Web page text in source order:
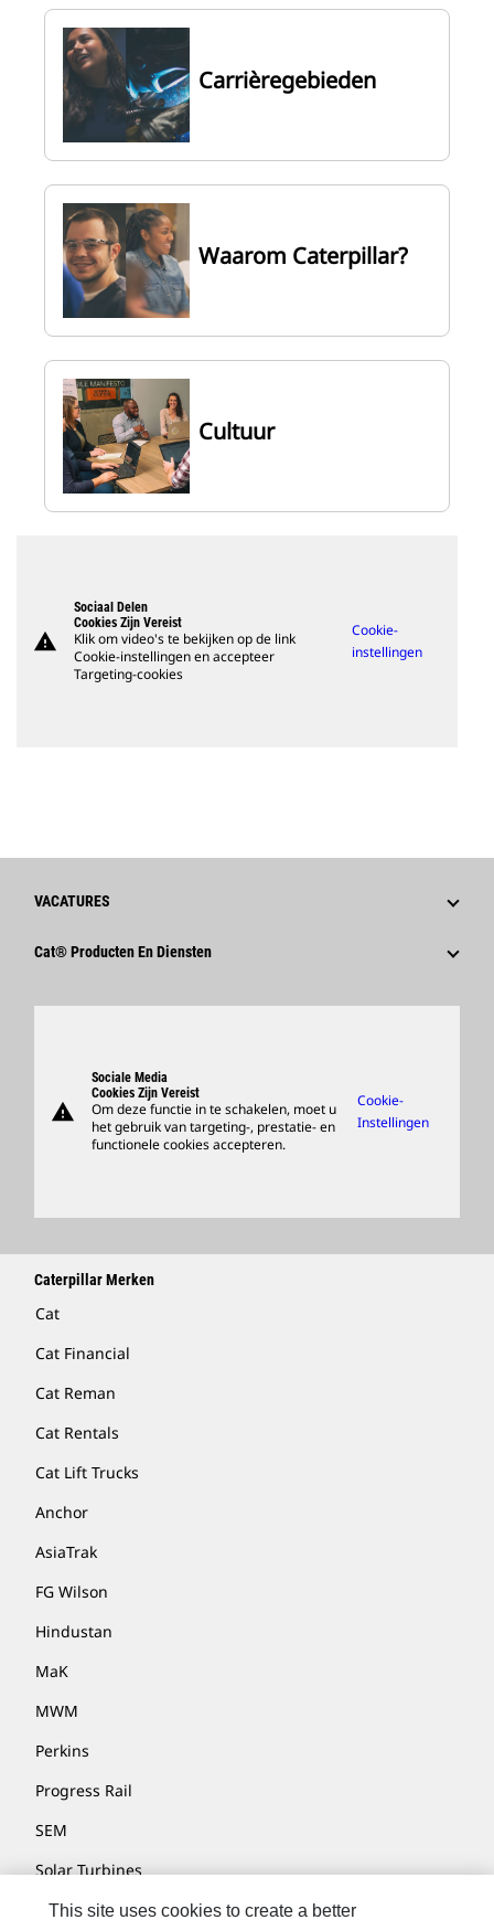
Carrièregebieden
Waarom Caterpillar?
Cultuur
warning
Sociaal Delen
Cookies Zijn Vereist
Klik om video's te bekijken op de link
Cookie-instellingen en accepteer
Targeting-cookies
Cookie-
instellingen
VACATURES
Waarom Caterpillar?
Cat® Producten En Diensten
Ondersteuning
Merchandise Kopen
Dealer Zoeken
warning
Sociale Media
Cookies Zijn Vereist
Om deze functie in te schakelen, moet u
het gebruik van targeting-, prestatie- en
functionele cookies accepteren.
Cookie-
Instellingen
Caterpillar Merken
Cat
Cat Financial
Cat Reman
Cat Rentals
Cat Lift Trucks
Anchor
AsiaTrak
FG Wilson
Hindustan
MaK
MWM
Perkins
Progress Rail
SEM
Solar Turbines
SPM Oil & Gas
This site uses cookies to create a better